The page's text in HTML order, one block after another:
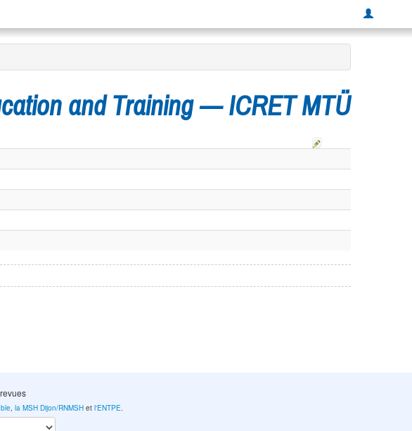
and Training — ICRET MTÜ
,la MSH Dijon/RNMSH etl'ENTPE.